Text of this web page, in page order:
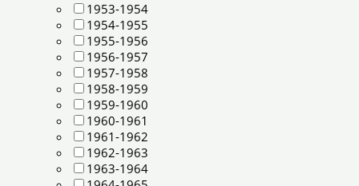
1953-1954
1954-1955
1955-1956
1956-1957
1957-1958
1958-1959
1959-1960
1960-1961
1961-1962
1962-1963
1963-1964